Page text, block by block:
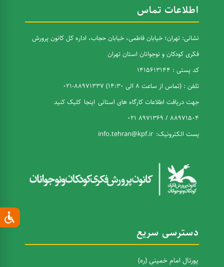
اطلاعات تماس
نشانی: تهران؛ خیابان فاطمی، خیابان حجاب، اداره کل کانون پرورش
فکری کودکان و نوجوانان استان تهران
کد پستی : 1415613144
تلفن : (تماس از ساعت 8 الی 14:30) 88971337-021
جهت دریافت اطلاعات کارگاه های استانی اینجا کلیک کنید
88971504 / 8971369 021
پست الکترونیک: info.tehran@kpf.ir
دسترسی سریع
پورتال امام خمینی (ره)